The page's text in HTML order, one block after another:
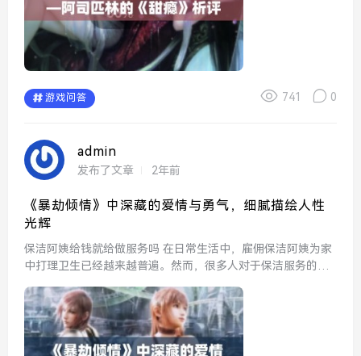
游戏问答 741 0
admin
发布了文章 2年前
《暴劫倾情》中深藏的爱情与勇气，细腻描绘人性
光辉
保洁阿姨给钱就给做服务吗 在日常生活中，雇佣保洁阿姨为家
中打理卫生已经越来越普遍。然而，很多人对于保洁服务的理
按照自己的要求提供服务，但实际上，保洁阿姨的工作还...